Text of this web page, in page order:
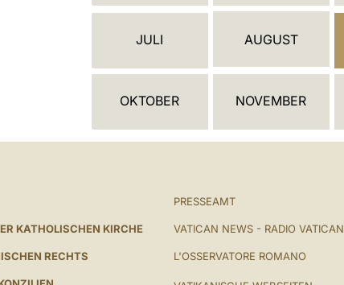
N
E
JULI AUGUST
OKTOBER NOVEMBER
KATHOLISCHEN KIRCHE
RECHTS
PRESSEAMT
VATICAN NEWS - RADIO
L'OSSERVATORE ROMANO